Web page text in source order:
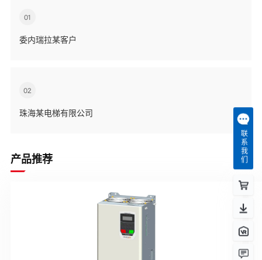
01
委内瑞拉某客户
02
珠海某电梯有限公司
产品推荐 联系我们